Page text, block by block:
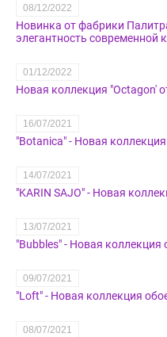
08/12/2022
Новинка от фабрики
элегантность современной
01/12/2022
Новая коллекция "Octagon'
16/07/2021
"Botanica" - Новая
14/07/2021
"KARIN SAJO" - Новая
13/07/2021
"Bubbles" - Новая коллекция
09/07/2021
"Loft" - Новая коллекция
08/07/2021